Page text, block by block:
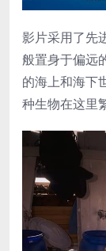
影片采用了先
般置身于偏远
的海上和海下
种生物在这里